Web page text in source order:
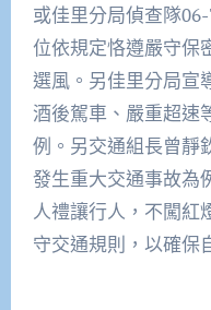
或佳里分局偵查隊
位依規定恪遵嚴守保
選風。另佳里分局宣
酒後駕車、嚴重超速
例。另交通組長曾靜
發生重大交通事故為
人禮讓行人，不闖紅
守交通規則，以確保